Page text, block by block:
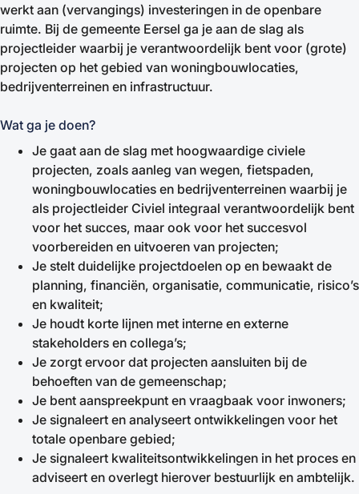
werkt aan (vervangings) investeringen in de openbare
ruimte. Bij de gemeente Eersel ga je aan de slag als
projectleider waarbij je verantwoordelijk bent voor (grote)
projecten op het gebied van woningbouwlocaties,
bedrijventerreinen en infrastructuur.
Wat ga je doen?
Je gaat aan de slag met hoogwaardige civiele
projecten, zoals aanleg van wegen, fietspaden,
woningbouwlocaties en bedrijventerreinen waarbij je
als projectleider Civiel integraal verantwoordelijk bent
voor het succes, maar ook voor het succesvol
voorbereiden en uitvoeren van projecten;
Je stelt duidelijke projectdoelen op en bewaakt de
planning, financiën, organisatie, communicatie, risico’s
en kwaliteit;
Je houdt korte lijnen met interne en externe
stakeholders en collega’s;
Je zorgt ervoor dat projecten aansluiten bij de
behoeften van de gemeenschap;
Je bent aanspreekpunt en vraagbaak voor inwoners;
Je signaleert en analyseert ontwikkelingen voor het
totale openbare gebied;
Je signaleert kwaliteitsontwikkelingen in het proces en
adviseert en overlegt hierover bestuurlijk en ambtelijk.